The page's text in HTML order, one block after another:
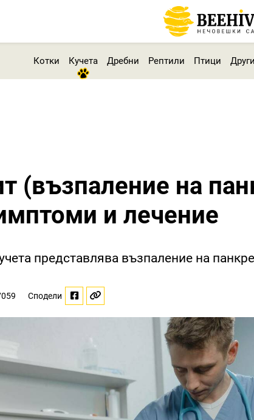
Котки Кучета Дребни Рептили Птици Други
(възпаление на
и лечение
представлява възпаление на
Сподели